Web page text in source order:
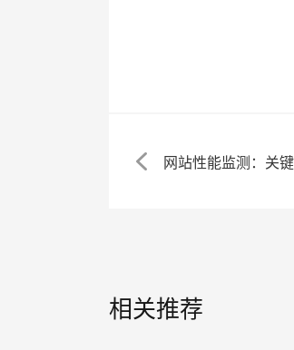
网站性能监测：关
相关推荐